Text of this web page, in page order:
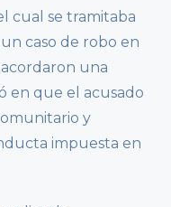
cual se tramitaba
caso de robo en
una
en que el acusado
y
impuesta en